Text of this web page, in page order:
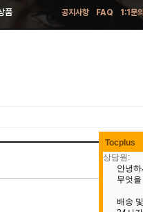
품 공지사항 FAQ 1:1문의
Tocplus